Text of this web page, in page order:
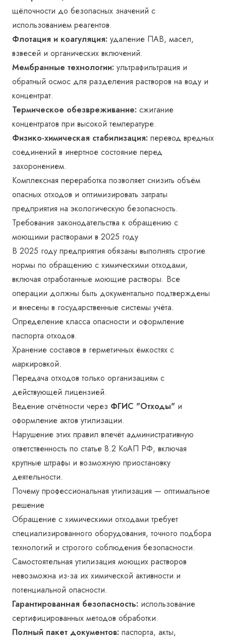
щёлочности до безопасных значений с
использованием реагентов.
Флотация и коагуляция: удаление ПАВ, масел,
взвесей и органических включений.
Мембранные технологии: ультрафильтрация и
обратный осмос для разделения растворов на воду и
концентрат.
Термическое обезвреживание: сжигание
концентратов при высокой температуре.
Физико-химическая стабилизация: перевод вредных
соединений в инертное состояние перед
захоронением.
Комплексная переработка позволяет снизить объём
опасных отходов и оптимизировать затраты
предприятия на экологическую безопасность.
Требования законодательства к обращению с
моющими растворами в 2025 году
В 2025 году предприятия обязаны выполнять строгие
нормы по обращению с химическими отходами,
включая отработанные моющие растворы. Все
операции должны быть документально подтверждены
и внесены в государственные системы учёта.
Определение класса опасности и оформление
паспорта отходов.
Хранение составов в герметичных ёмкостях с
маркировкой.
Передача отходов только организациям с
действующей лицензией.
Ведение отчётности через ФГИС "Отходы" и
оформление актов утилизации.
Нарушение этих правил влечёт административную
ответственность по статье 8.2 КоАП РФ, включая
крупные штрафы и возможную приостановку
деятельности.
Почему профессиональная утилизация — оптимальное
решение
Обращение с химическими отходами требует
специализированного оборудования, точного подбора
технологий и строгого соблюдения безопасности.
Самостоятельная утилизация моющих растворов
невозможна из-за их химической активности и
потенциальной опасности.
Гарантированная безопасность: использование
сертифицированных методов обработки.
Полный пакет документов: паспорта, акты,